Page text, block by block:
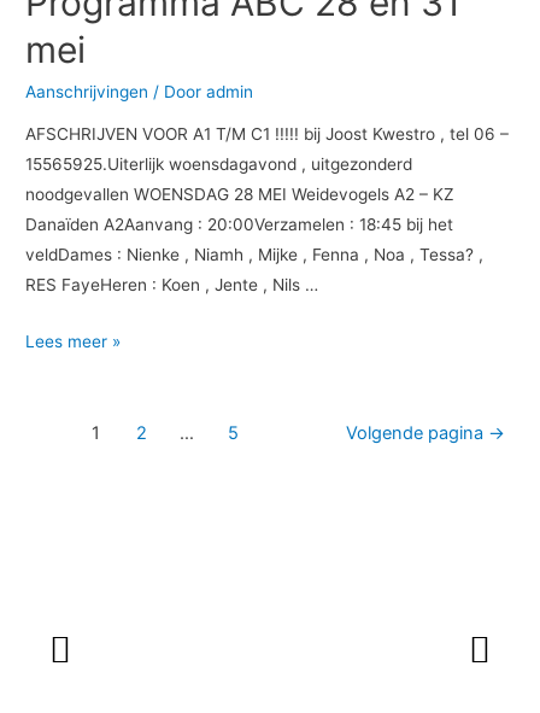
mei
Aanschrijvingen / Dooradmin
AFSCHRIJVEN VOOR A1 T/M C1 !!!!! bij Joost Kwestro , tel 06 –
15565925.Uiterlijk woensdagavond , uitgezonderd
noodgevallen WOENSDAG 28 MEI Weidevogels A2 – KZ
Danaïden A2Aanvang : 20:00Verzamelen : 18:45 bij het
veldDames : Nienke , Niamh , Mijke , Fenna , Noa , Tessa? ,
RES FayeHeren : Koen , Jente , Nils …
mei
Lees meer »
1 2 … 5 Volgende pagina →
V
V